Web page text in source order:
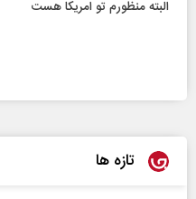
البته منظورم تو امریكا هست
تازه ها